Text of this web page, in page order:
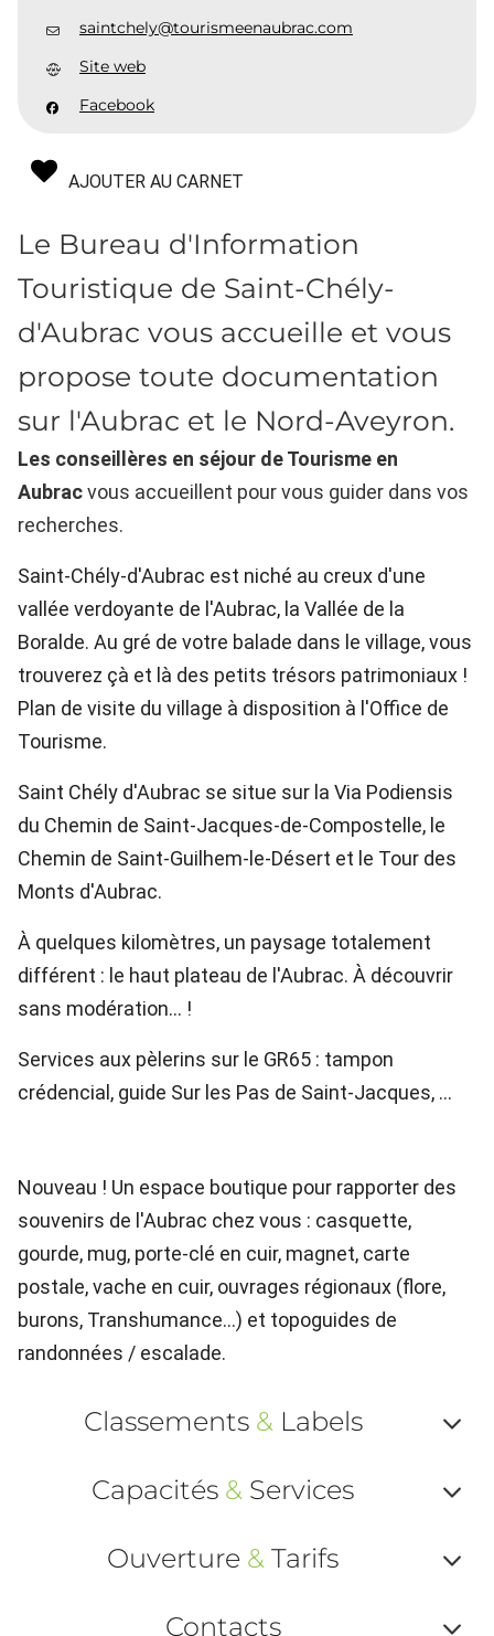
saintchely@tourismeenaubrac.com
Site web
Facebook
AJOUTER AU CARNET
Le Bureau d'Information
Touristique de Saint-Chély-
d'Aubrac vous accueille et vous
propose toute documentation
sur l'Aubrac et le Nord-Aveyron.
Les conseillères en séjour de Tourisme en
Aubracvous accueillent pour vous guider dans vos
recherches.
Saint-Chély-d'Aubrac est niché au creux d'une
vallée verdoyante de l'Aubrac, la Vallée de la
Boralde. Au gré de votre balade dans le village, vous
trouverez çà et là des petits trésors patrimoniaux !
Plan de visite du village à disposition à l'Office de
Tourisme.
Saint Chély d'Aubrac se situe sur la Via Podiensis
du Chemin de Saint-Jacques-de-Compostelle, le
Chemin de Saint-Guilhem-le-Désert et le Tour des
Monts d'Aubrac.
À quelques kilomètres, un paysage totalement
différent : le haut plateau de l'Aubrac. À découvrir
sans modération... !
Services aux pèlerins sur le GR65 : tampon
crédencial, guide Sur les Pas de Saint-Jacques, ...
Nouveau ! Un espace boutique pour rapporter des
souvenirs de l'Aubrac chez vous : casquette,
gourde, mug, porte-clé en cuir, magnet, carte
postale, vache en cuir, ouvrages régionaux (flore,
burons, Transhumance...) et topoguides de
randonnées / escalade.
Classements &Labels
ou
Capacités & Services
ou
Ouverture & Tarifs
Contacts